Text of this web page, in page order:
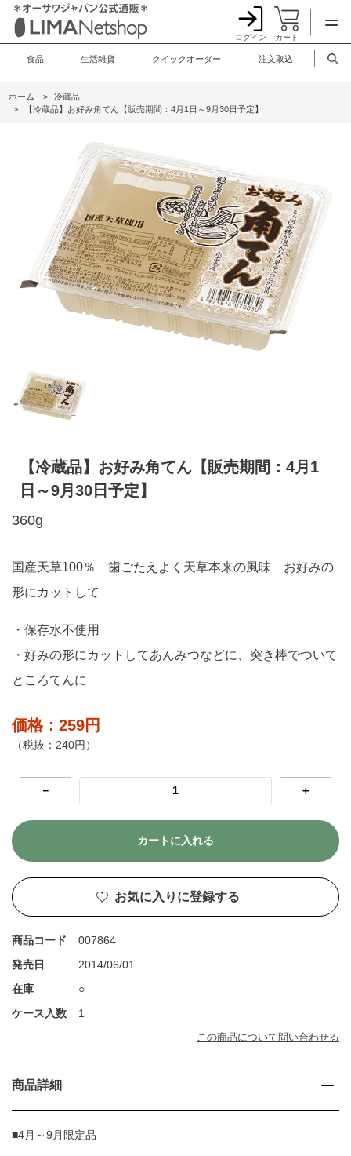
ログイン カート
食品 生活雑貨 クイックオーダー 注文取込
ホーム >
冷蔵品
>
【冷蔵品】お好み角てん【販売期間：4月1日～9月30日予定】
【冷蔵品】お好み角てん【販売期間：4月1
日～9月30日予定】
360g
国産天草100％ 歯ごたえよく天草本来の風味 お好みの
形にカットして
・保存水不使用
・好みの形にカットしてあんみつなどに、突き棒でついて
ところてんに
価格：259円
（税抜：240円）
－ ＋
カートに入れる
お気に入りに登録する
商品コード
007864
発売日
2014/06/01
在庫
○
ケース入数
1
この商品について問い合わせる
商品詳細
■4月～9月限定品